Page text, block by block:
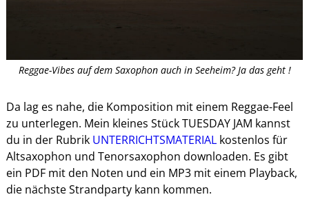
Reggae-Vibes auf dem Saxophon auch in Seeheim? Ja das geht !
Da lag es nahe, die Komposition mit einem Reggae-Feel
zu unterlegen. Mein kleines Stück TUESDAY JAM kannst
du in der Rubrik UNTERRICHTSMATERIALkostenlos für
Altsaxophon und Tenorsaxophon downloaden. Es gibt
ein PDF mit den Noten und ein MP3 mit einem Playback,
die nächste Strandparty kann kommen.